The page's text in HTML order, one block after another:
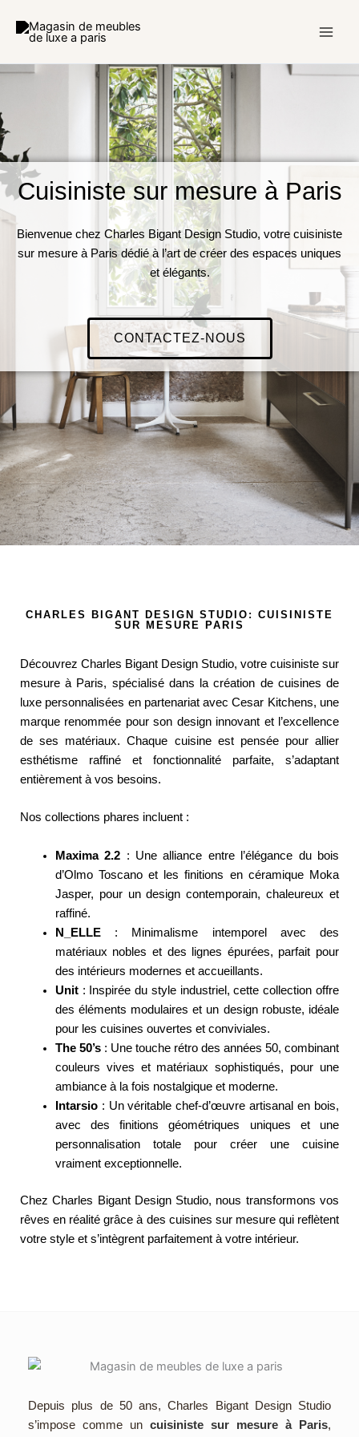
contenido
Cuisiniste sur mesure à Paris
Bienvenue chez Charles Bigant Design Studio, votre cuisiniste
sur mesure à Paris dédié à l’art de créer des espaces uniques
et élégants.
CONTACTEZ-NOUS
CHARLES BIGANT DESIGN STUDIO: CUISINISTE
SUR MESURE PARIS
Découvrez Charles Bigant Design Studio, votre cuisiniste sur
mesure à Paris, spécialisé dans la création de cuisines de
luxe personnalisées en partenariat avec Cesar Kitchens, une
marque renommée pour son design innovant et l’excellence
de ses matériaux. Chaque cuisine est pensée pour allier
esthétisme raffiné et fonctionnalité parfaite, s’adaptant
entièrement à vos besoins.
Nos collections phares incluent :
Maxima 2.2 : Une alliance entre l’élégance du bois
d’Olmo Toscano et les finitions en céramique Moka
Jasper, pour un design contemporain, chaleureux et
raffiné.
N_ELLE: Minimalisme intemporel avec des
matériaux nobles et des lignes épurées, parfait pour
des intérieurs modernes et accueillants.
Unit: Inspirée du style industriel, cette collection offre
des éléments modulaires et un design robuste, idéale
pour les cuisines ouvertes et conviviales.
The 50’s: Une touche rétro des années 50, combinant
couleurs vives et matériaux sophistiqués, pour une
ambiance à la fois nostalgique et moderne.
Intarsio: Un véritable chef-d’œuvre artisanal en bois,
avec des finitions géométriques uniques et une
personnalisation totale pour créer une cuisine
vraiment exceptionnelle.
Chez Charles Bigant Design Studio, nous transformons vos
rêves en réalité grâce à des cuisines sur mesure qui reflètent
votre style et s’intègrent parfaitement à votre intérieur.
Depuis plus de 50 ans, Charles Bigant Design Studio
s’impose comme un cuisiniste sur mesure à Paris,